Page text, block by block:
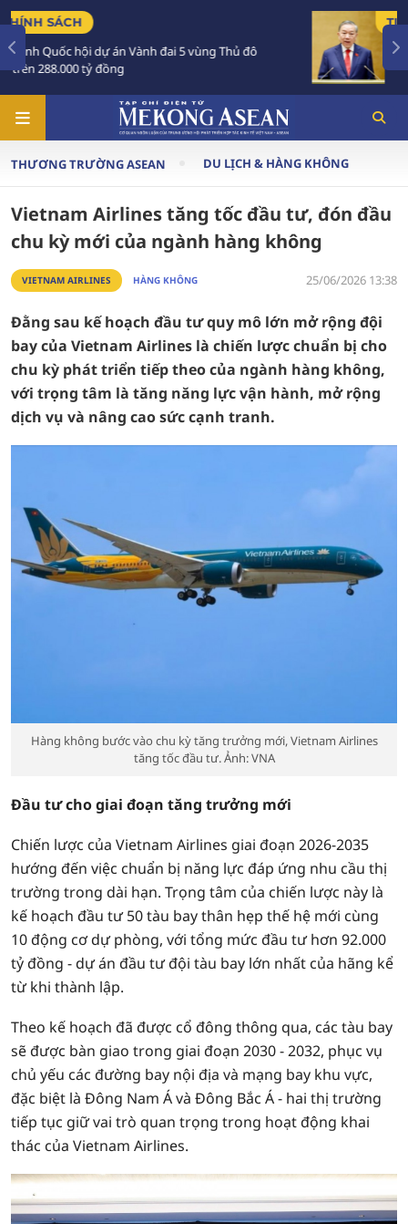
Tổng Bí thư, Chủ tịch nước Tô Lâm sắp thăm
THƯƠNG TRƯỜNG ASEAN DU LỊCH & HÀNG KHÔNG
Vietnam Airlines tăng tốc đầu tư, đón đầu
chu kỳ mới của ngành hàng không
VIETNAM AIRLINES HÀNG KHÔNG 25/06/2026 13:38
Đằng sau kế hoạch đầu tư quy mô lớn mở rộng đội
bay của Vietnam Airlines là chiến lược chuẩn bị cho
chu kỳ phát triển tiếp theo của ngành hàng không,
với trọng tâm là tăng năng lực vận hành, mở rộng
dịch vụ và nâng cao sức cạnh tranh.
Hàng không bước vào chu kỳ tăng trưởng mới, Vietnam Airlines
tăng tốc đầu tư. Ảnh: VNA
Đầu tư cho giai đoạn tăng trưởng mới
Chiến lược của Vietnam Airlines giai đoạn 2026-2035
hướng đến việc chuẩn bị năng lực đáp ứng nhu cầu thị
trường trong dài hạn. Trọng tâm của chiến lược này là
kế hoạch đầu tư 50 tàu bay thân hẹp thế hệ mới cùng
10 động cơ dự phòng, với tổng mức đầu tư hơn 92.000
tỷ đồng - dự án đầu tư đội tàu bay lớn nhất của hãng kể
từ khi thành lập.
Theo kế hoạch đã được cổ đông thông qua, các tàu bay
sẽ được bàn giao trong giai đoạn 2030 - 2032, phục vụ
chủ yếu các đường bay nội địa và mạng bay khu vực,
đặc biệt là Đông Nam Á và Đông Bắc Á - hai thị trường
tiếp tục giữ vai trò quan trọng trong hoạt động khai
thác của Vietnam Airlines.